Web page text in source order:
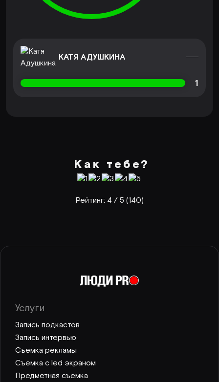
КАТЯ АДУШКИНА
1
Как тебе?
Рейтинг: 4 / 5 (140)
Услуги
Запись подкастов
Запись интервью
Съемка рекламы
Съемка с led экраном
Предметная съемка